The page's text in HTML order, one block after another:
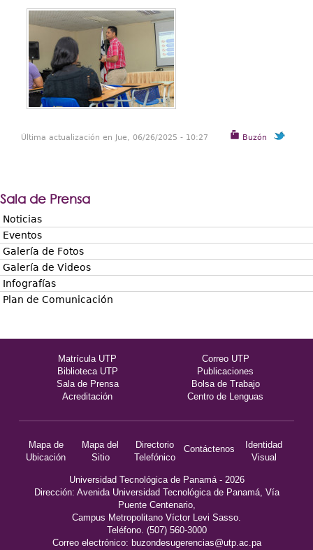
Buzón
Última actualización en Jue, 06/26/2025 - 10:27
Sala de Prensa
Noticias
Eventos
Galería de Fotos
Galería de Videos
Infografías
Plan de Comunicación
Matrícula UTP
Correo UTP
Biblioteca UTP
Publicaciones
Sala de Prensa
Bolsa de Trabajo
Acreditación
Centro de Lenguas
Mapa de
Ubicación
Mapa del
Sitio
Directorio
Telefónico
Contáctenos
Identidad
Visual
Universidad Tecnológica de Panamá - 2026
Dirección: Avenida Universidad Tecnológica de Panamá, Vía
Puente Centenario,
Campus Metropolitano Víctor Levi Sasso.
Teléfono. (507) 560-3000
Correo electrónico: buzondesugerencias@utp.ac.pa